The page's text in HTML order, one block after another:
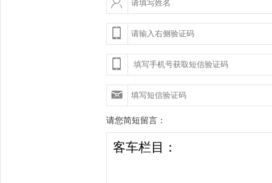
请您简短留言：